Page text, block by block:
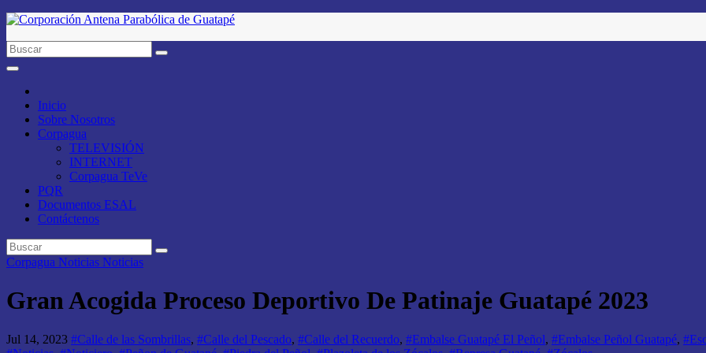
Saltar
contenido
Inicio
Sobre Nosotros
Corpagua
TELEVISIÓN
INTERNET
Corpagua TeVe
PQR
Documentos ESAL
Contáctenos
Corpagua Noticias Noticias
Gran Acogida Proceso Deportivo De Patinaje Guatapé 2023
Jul 14, 2023 #Calle de las Sombrillas, #Calle del Pescado, #Calle del Recuerdo, #Embalse Guatapé El Peñol, #Embalse Peñol Guatapé,